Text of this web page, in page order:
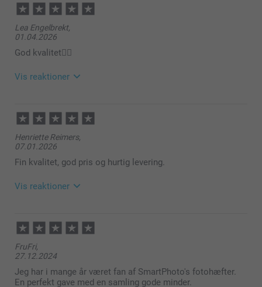
Lea Engelbrekt,
01.04.2026
God kvalitet👌🏻
Vis reaktioner
08:00
Hej Lea
Tusind tak for dine 5 stjerner og din anmeldelse om
vores colleection 100.
Det er en så dejlig måde at samle dine minder om
Tak fordi du har valgt at bestille med os 🩵
Varme hilsner
Zeinab @smartphoto
Henriette Reimers,
07.01.2026
Fin kvalitet, god pris og hurtig levering.
Vis reaktioner
09:53
Hej Henriette
Tak for din anmeldelse.
Det glæder os meget at høre at du synes Collection
FruFri,
27.12.2024
Jeg har i mange år været fan af SmartPhoto's fotohæfter.
En perfekt gave med en samling gode minder.